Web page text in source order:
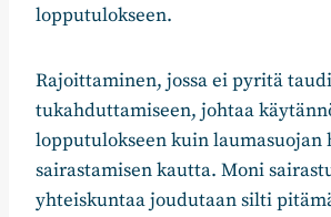
lopputulokseen.
Rajoittaminen, jossa ei pyritä
tukahduttamiseen, johtaa
lopputulokseen kuin laumasuojan
sairastamisen kautta. Moni
yhteiskuntaa joudutaan silti